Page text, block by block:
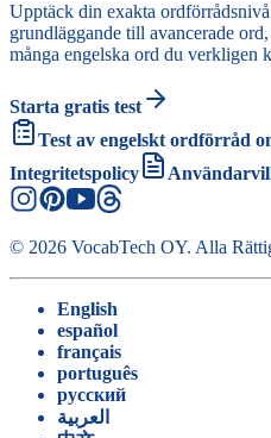
Upptäck din exakta
grundläggande till avancerade
många engelska ord du verkligen
Starta gratis test
Test av engelskt ordförråd
Integritetspolicy
© 2026 VocabTech OY. Alla
English
español
français
português
русский
العربية